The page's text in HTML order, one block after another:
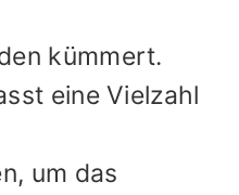
kümmert.
eine Vielzahl
um das